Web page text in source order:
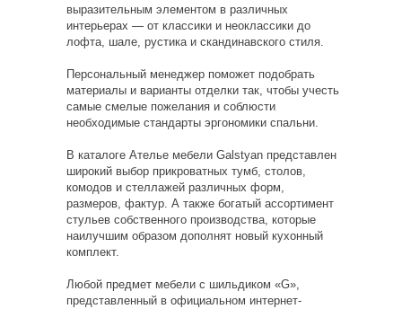
выразительным элементом в различных
интерьерах — от классики и неоклассики до
лофта, шале, рустика и скандинавского стиля.
Персональный менеджер поможет подобрать
материалы и варианты отделки так, чтобы учесть
самые смелые пожелания и соблюсти
необходимые стандарты эргономики спальни.
В каталоге Ателье мебели Galstyan представлен
широкий выбор прикроватных тумб, столов,
комодов и стеллажей различных форм,
размеров, фактур. А также богатый ассортимент
стульев собственного производства, которые
наилучшим образом дополнят новый кухонный
комплект.
Любой предмет мебели с шильдиком «‎G»,
представленный в официальном интернет-